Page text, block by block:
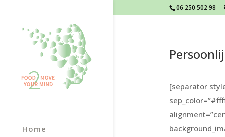
06 250 502 98
Home
[separator